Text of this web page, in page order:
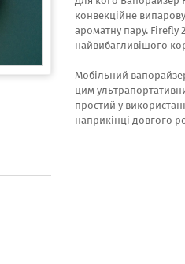
конвекційне
ароматну пару. Firefly
найвибагливішого
Мобільний
цим
простий у
наприкінці довгого